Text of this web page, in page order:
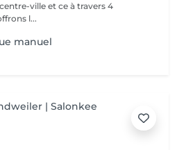
ville et ce à travers 4
l...
manuel